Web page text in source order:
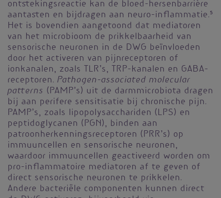
ontstekingsreactie kan de bloed-hersenbarrière
aantasten en bijdragen aan neuro-inflammatie.5
Het is bovendien aangetoond dat mediatoren
van het microbioom de prikkelbaarheid van
sensorische neuronen in de DWG beïnvloeden
door het activeren van pijnreceptoren of
ionkanalen, zoals TLR’s, TRP-kanalen en GABA-
receptoren. Pathogen-associated molecular
patterns (PAMP’s) uit de darmmicrobiota dragen
bij aan perifere sensitisatie bij chronische pijn.
PAMP’s, zoals lipopolysacchariden (LPS) en
peptidoglycanen (PGN), binden aan
patroonherkenningsreceptoren (PRR’s) op
immuuncellen en sensorische neuronen,
waardoor immuuncellen geactiveerd worden om
pro-inflammatoire mediatoren af te geven of
direct sensorische neuronen te prikkelen.
Andere bacteriële componenten kunnen direct